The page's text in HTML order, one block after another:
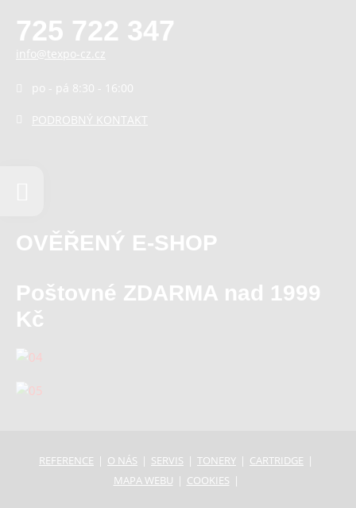
725 722 347
info@texpo-cz.cz
po - pá 8:30 - 16:00
PODROBNÝ KONTAKT
OVĚŘENÝ E-SHOP
Poštovné ZDARMA nad 1999
Kč
REFERENCE O NÁS SERVIS TONERY
CARTRIDGE
MAPA WEBU
COOKIES